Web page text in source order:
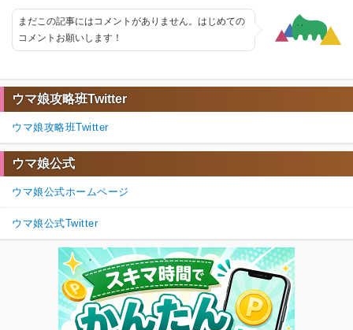
まだこの記事にはコメントがありません。はじめての
コメントお願いします！
ウマ娘攻略班Twitter
ウマ娘攻略班Twitter
ウマ娘公式
ウマ娘公式ホームページ
ウマ娘公式Twitter